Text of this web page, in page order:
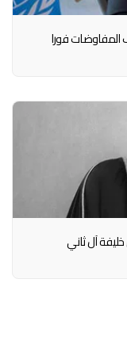
المفاوضات فورا
آل ثاني